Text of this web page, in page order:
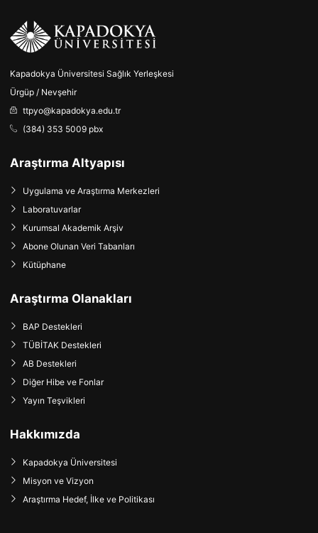
Kapadokya Üniversitesi Sağlık Yerleşkesi
Ürgüp / Nevşehir
ttpyo@kapadokya.edu.tr
(384) 353 5009 pbx
Araştırma Altyapısı
Uygulama ve Araştırma Merkezleri
Laboratuvarlar
Kurumsal Akademik Arşiv
Abone Olunan Veri Tabanları
Kütüphane
Araştırma Olanakları
BAP Destekleri
TÜBİTAK Destekleri
AB Destekleri
Diğer Hibe ve Fonlar
Yayın Teşvikleri
Hakkımızda
Kapadokya Üniversitesi
Misyon ve Vizyon
Araştırma Hedef, İlke ve Politikası